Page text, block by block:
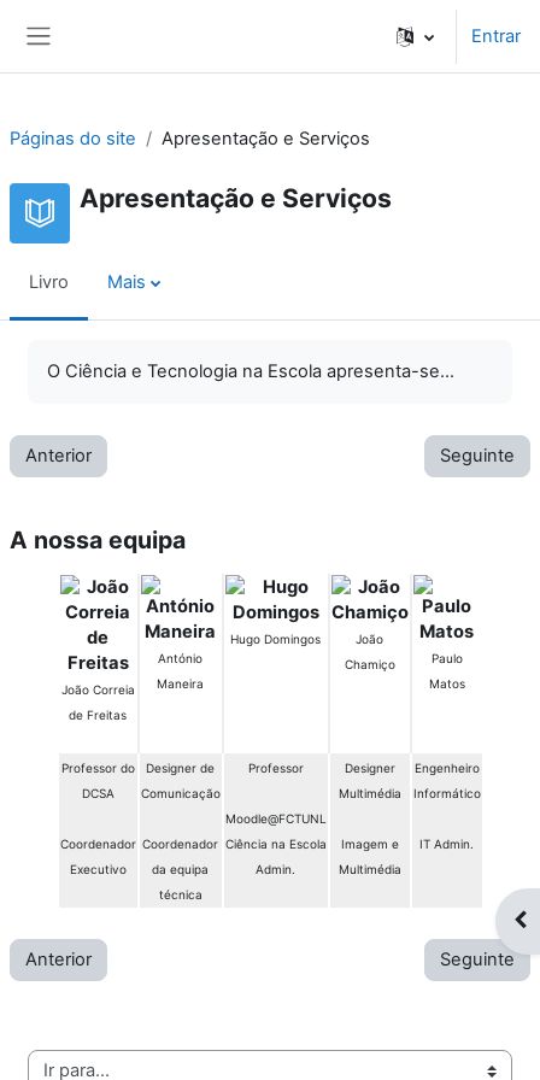
Entrar
Páginas do site Apresentação e Serviços
Apresentação e Serviços
Livro Mais
O Ciência e Tecnologia na Escola apresenta-se...
Anterior Seguinte
A nossa equipa
João Correia
de Freitas
António
Maneira
Hugo Domingos
João
Chamiço
Paulo
Matos
Professor do
DCSA
Coordenador
Executivo
Designer de
Comunicação
Coordenador
da equipa
técnica
Professor
Moodle@FCTUNL
Ciência na Escola
Admin.
Designer
Multimédia
Imagem e
Multimédia
Engenheiro
Informático
IT Admin.
Anterior Seguinte